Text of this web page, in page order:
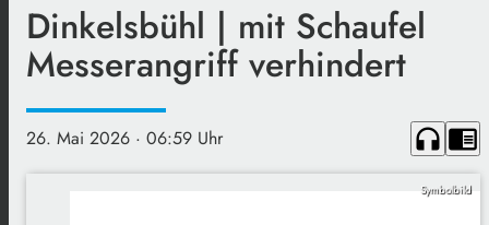
Dinkelsbühl | mit Schaufel
Messerangriff verhindert
26. Mai 2026 · 06:59 Uhr headphones chrome_reader_mode
Symbolbild